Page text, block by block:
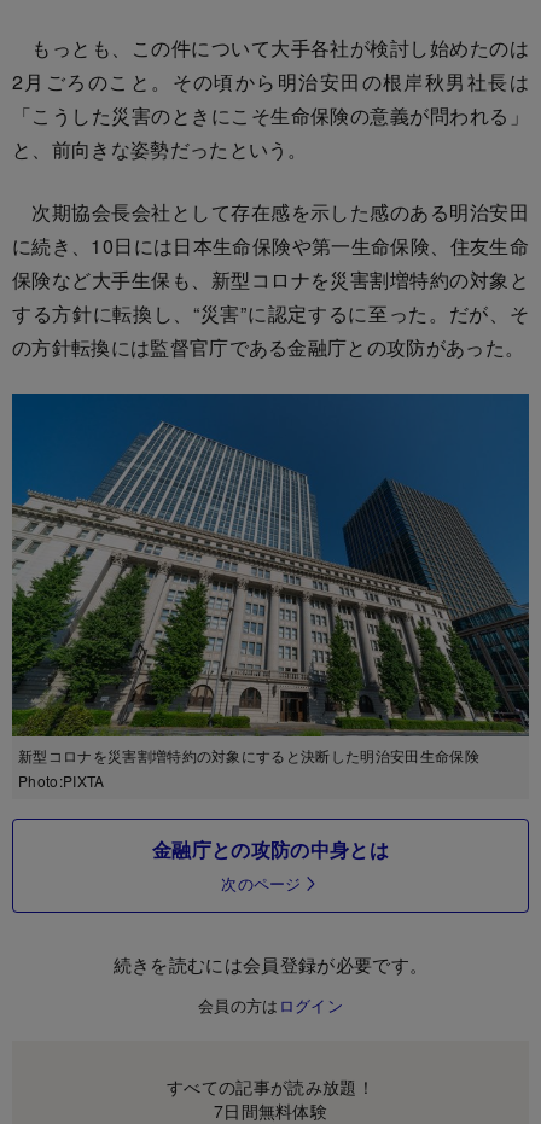
もっとも、この件について大手各社が検討し始めたのは
2月ごろのこと。その頃から明治安田の根岸秋男社長は
「こうした災害のときにこそ生命保険の意義が問われる」
と、前向きな姿勢だったという。
次期協会長会社として存在感を示した感のある明治安田
に続き、10日には日本生命保険や第一生命保険、住友生命
保険など大手生保も、新型コロナを災害割増特約の対象と
する方針に転換し、“災害”に認定するに至った。だが、そ
の方針転換には監督官庁である金融庁との攻防があった。
新型コロナを災害割増特約の対象にすると決断した明治安田生命保険
Photo:PIXTA
金融庁との攻防の中身とは
次のページ
続きを読むには会員登録が必要です。
会員の方は ログイン
すべての記事が読み放題！
7日間無料体験